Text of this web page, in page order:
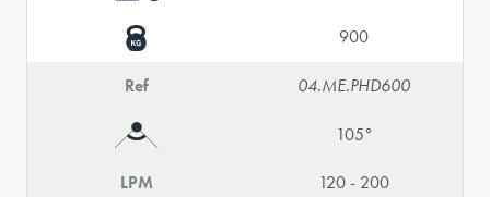
900
Ref 04.ME.PHD600
105°
LPM 120 - 200